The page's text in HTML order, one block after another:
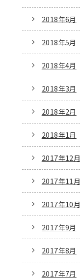
2018年6月
2018年5月
2018年4月
2018年3月
2018年2月
2018年1月
2017年12月
2017年11月
2017年10月
2017年9月
2017年8月
2017年7月